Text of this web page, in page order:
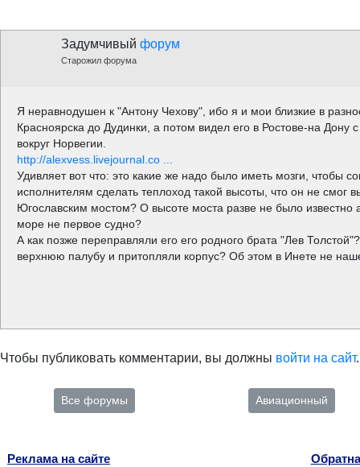
Задумчивый форум
Старожил форума
Я неравнодушен к "Антону Чехову", ибо я и мои близкие в
Красноярска до Дудинки, а потом видел его в Ростове-на Дону
вокруг Норвегии.
http://alexvess.livejournal.co ...
Удивляет вот что: это какие же надо было иметь мозги, чтобы
исполнителям сделать теплоход такой высоты, что он не смог
Югославским мостом? О высоте моста разве не было
море не первое судно?
А как позже переправляли его его родного брата "Лев
верхнюю палубу и притопляли корпус? Об этом в Инете не
Чтобы публиковать комментарии, вы должны войти на сайт.
Все форумы Авиационный
Реклама на сайте